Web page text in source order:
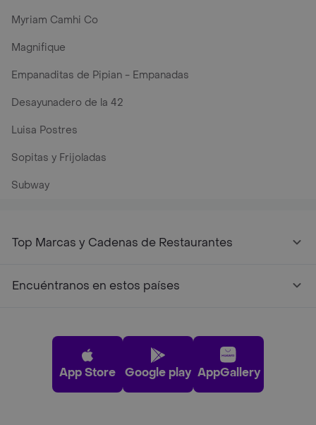
Myriam Camhi Co
Magnifique
Empanaditas de Pipian - Empanadas
Desayunadero de la 42
Luisa Postres
Sopitas y Frijoladas
Subway
Top Marcas y Cadenas de Restaurantes
Encuéntranos en estos países
App Store Google play AppGallery